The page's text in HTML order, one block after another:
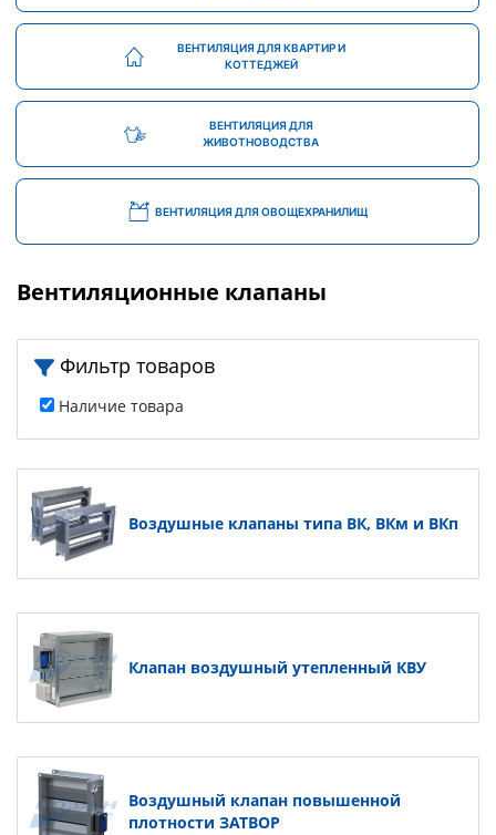
ВЕНТИЛЯЦИЯ ДЛЯ КВАРТИР И
КОТТЕДЖЕЙ
ВЕНТИЛЯЦИЯ ДЛЯ
ЖИВОТНОВОДСТВА
ВЕНТИЛЯЦИЯ ДЛЯ ОВОЩЕХРАНИЛИЩ
Вентиляционные клапаны
Фильтр товаров
Наличие товара
Воздушные клапаны типа ВК, ВКм и ВКп
Клапан воздушный утепленный КВУ
Воздушный клапан повышенной
плотности ЗАТВОР